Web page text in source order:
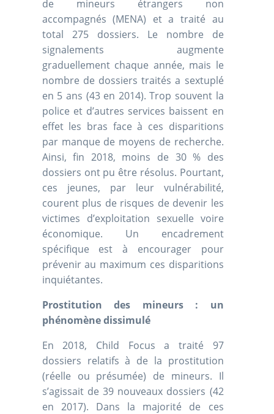
de mineurs étrangers non
accompagnés (MENA) et a traité au
total 275 dossiers. Le nombre de
signalements augmente
graduellement chaque année, mais le
nombre de dossiers traités a sextuplé
en 5 ans (43 en 2014). Trop souvent la
police et d’autres services baissent en
effet les bras face à ces disparitions
par manque de moyens de recherche.
Ainsi, fin 2018, moins de 30 % des
dossiers ont pu être résolus. Pourtant,
ces jeunes, par leur vulnérabilité,
courent plus de risques de devenir les
victimes d’exploitation sexuelle voire
économique. Un encadrement
spécifique est à encourager pour
prévenir au maximum ces disparitions
inquiétantes.
Prostitution des mineurs : un
phénomène dissimulé
En 2018, Child Focus a traité 97
dossiers relatifs à de la prostitution
(réelle ou présumée) de mineurs. Il
s’agissait de 39 nouveaux dossiers (42
en 2017). Dans la majorité de ces